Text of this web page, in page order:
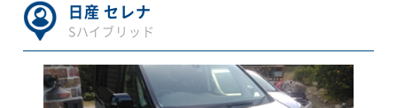
日産 セレナ
Sハイブリッド